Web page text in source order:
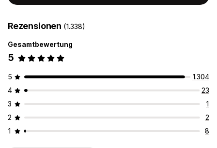
Rezensionen (1.338)
Gesamtbewertung
5
5
1.304
4
23
3
1
2
2
1
8